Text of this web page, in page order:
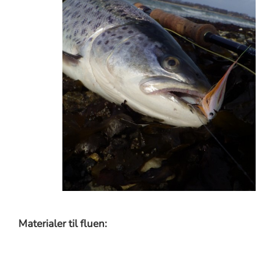
Materialer til fluen: